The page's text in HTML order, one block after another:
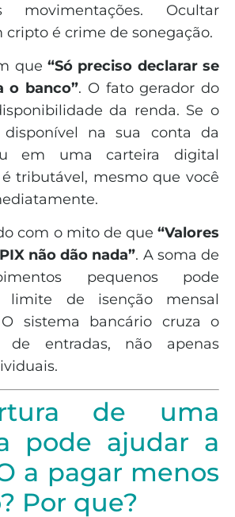
movimentações. Ocultar
é crime de sonegação.
que “Só preciso declarar se
o banco”. O fato gerador do
da renda. Se o
na sua conta da
em uma carteira digital
tributável, mesmo que você
com o mito de que “Valores
não dão nada”. A soma de
pequenos pode
limite de isenção mensal
sistema bancário cruza o
de entradas, não apenas
de uma
pode ajudar a
a pagar menos
Por que?